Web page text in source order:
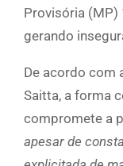
Provisória (MP)
gerando
De acordo com
Saitta, a forma
compromete a
apesar de